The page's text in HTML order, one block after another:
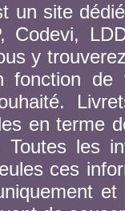
un site
Codevi,
y
fonction
en terme
Toutes les
ces